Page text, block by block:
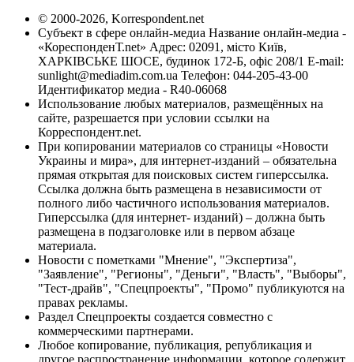
© 2000-2026, Korrespondent.net
Субъект в сфере онлайн-медиа Название онлайн-медиа -
«КореспонденТ.net» Адрес: 02091, місто Київ,
ХАРКІВСЬКЕ ШОСЕ, будинок 172-Б, офіс 208/1 E-mail:
sunlight@mediadim.com.ua Телефон: 044-205-43-00
Идентификатор медиа - R40-06068
Использование любых материалов, размещённых на
сайте, разрешается при условии ссылки на
Корреспондент.net.
При копировании материалов со страницы «Новости
Украины и мира», для интернет-изданий – обязательна
прямая открытая для поисковых систем гиперссылка.
Ссылка должна быть размещена в независимости от
полного либо частичного использования материалов.
Гиперссылка (для интернет- изданий) – должна быть
размещена в подзаголовке или в первом абзаце
материала.
Новости с пометками "Мнение", "Экспертиза",
"Заявление", "Регионы", "Деньги", "Власть", "Выборы",
"Тест-драйв", "Спецпроекты", "Промо" публикуются на
правах рекламы.
Раздел Спецпроекты создается совместно с
коммерческими партнерами.
Любое копирование, публикация, републикация и